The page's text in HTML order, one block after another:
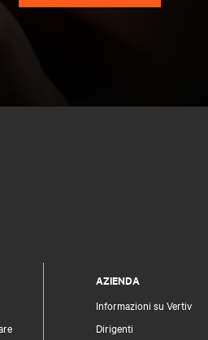
AZIENDA
Informazioni su Vertiv
Dirigenti